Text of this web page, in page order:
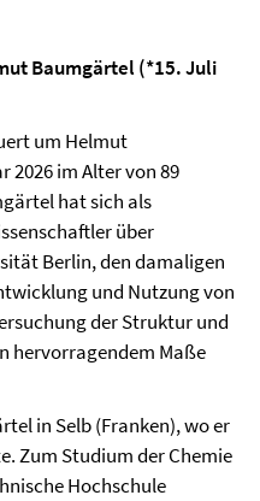
Baumgärtel (*15. Juli
um Helmut
2026 im Alter von 89
hat sich als
über
Berlin, den damaligen
und Nutzung von
der Struktur und
hervorragendem Maße
in Selb (Franken), wo er
Zum Studium der Chemie
Hochschule